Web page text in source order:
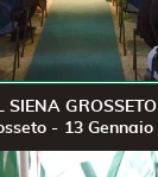
SIENA
- 13 Gennaio